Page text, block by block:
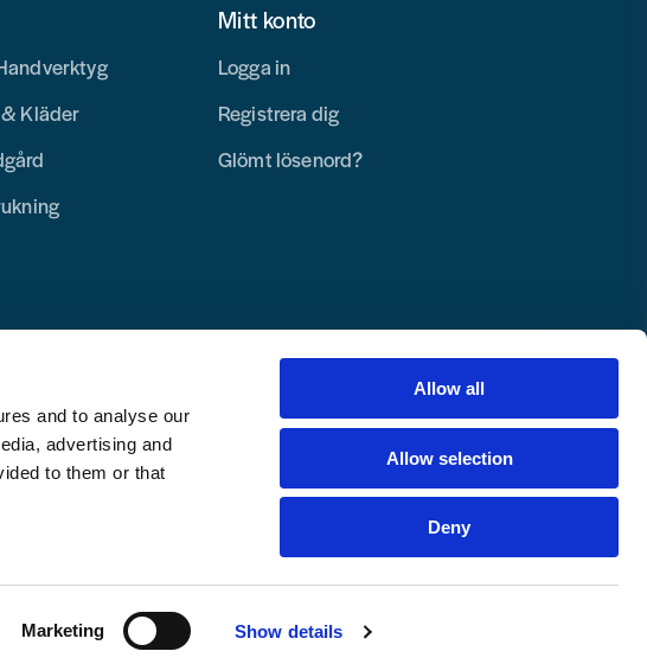
and to analyse our
advertising and
to them or that
Marketing Show details
Allow all
Allow selection
Deny
Kläder
Mitt konto
Logga in
Registrera dig
Glömt lösenord?
Copyright © 2025 Toolab Verktyg AB.